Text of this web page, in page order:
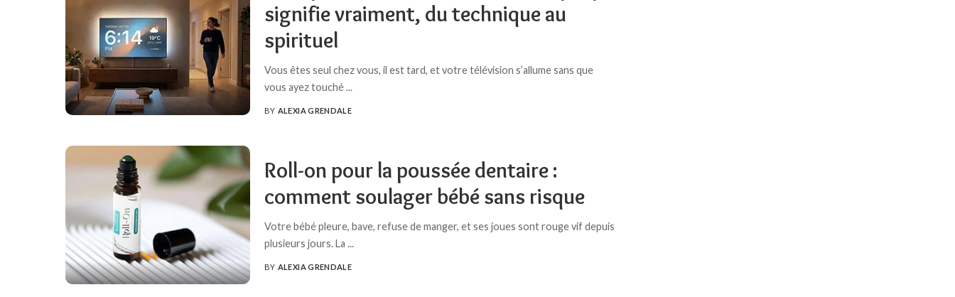
signifie vraiment, du technique au
spirituel
Vous êtes seul chez vous, il est tard, et votre télévision s’allume sans que
vous ayez touché...
POSTED
BY ALEXIA GRENDALE
Roll-on pour la poussée dentaire :
comment soulager bébé sans risque
Votre bébé pleure, bave, refuse de manger, et ses joues sont rouge vif depuis
plusieurs jours. La ...
POSTED
BY ALEXIA GRENDALE